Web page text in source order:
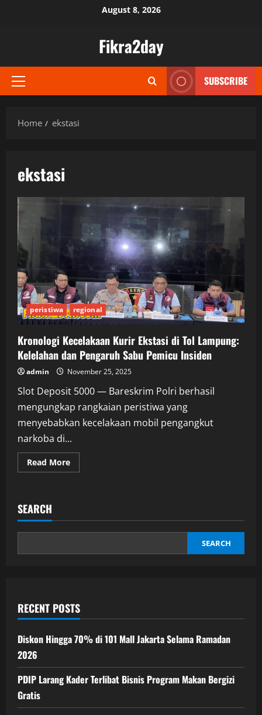
August 8, 2026
Fikra2day
Primary
SUBSCRIBE
Home ekstasi
ekstasi
peristiwa regional
Kronologi Kecelakaan Kurir Ekstasi di Tol Lampung:
Kelelahan dan Pengaruh Sabu Pemicu Insiden
admin November 25, 2025
Slot Deposit 5000 — Bareskrim Polri berhasil
mengungkap rangkaian peristiwa yang
menyebabkan kecelakaan mobil pengangkut
narkoba di...
Read MoreRead
more
di
Lampung:
dan
SEARCH
SEARCH
RECENT POSTS
Diskon Hingga 70% di 101 Mall Jakarta Selama Ramadan
2026
PDIP Larang Kader Terlibat Bisnis Program Makan Bergizi
Gratis